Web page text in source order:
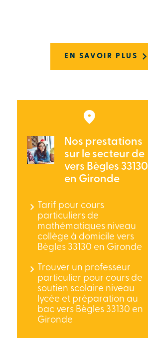
EN SAVOIR PLUS
Nos prestations
sur le secteur de
vers Bègles 33130
en Gironde
Tarif pour cours
particuliers de
mathématiques niveau
collège à domicile vers
Bègles 33130 en Gironde
Trouver un professeur
particulier pour cours de
soutien scolaire niveau
lycée et préparation au
bac vers Bègles 33130 en
Gironde